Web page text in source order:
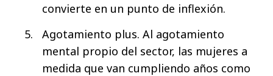
convierte en un punto de inflexión.
Agotamiento plus. Al agotamiento
mental propio del sector, las mujeres a
medida que van cumpliendo años como